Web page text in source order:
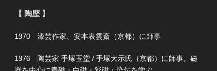
【 陶歴 】
1970 漆芸作家、安本表雲斎（京都）に師事
1976 陶芸家 手塚玉堂 / 手塚大示氏（京都）に師事。磁